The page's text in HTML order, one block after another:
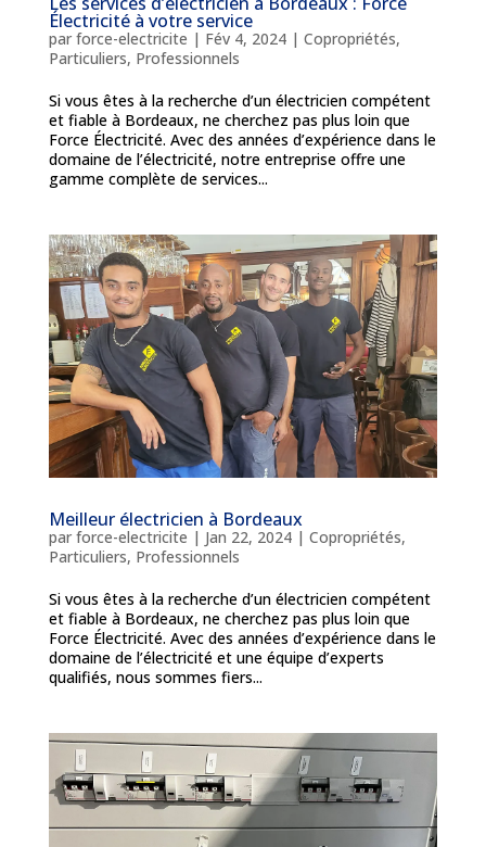
Électricité à votre service
par force-electricite | Fév 4, 2024| Copropriétés,
Particuliers, Professionnels
Si vous êtes à la recherche d’un électricien compétent
et fiable à Bordeaux, ne cherchez pas plus loin que
Force Électricité. Avec des années d’expérience dans le
domaine de l’électricité, notre entreprise offre une
gamme complète de services...
Meilleur électricien à Bordeaux
par force-electricite | Jan 22, 2024| Copropriétés,
Particuliers, Professionnels
Si vous êtes à la recherche d’un électricien compétent
et fiable à Bordeaux, ne cherchez pas plus loin que
Force Électricité. Avec des années d’expérience dans le
domaine de l’électricité et une équipe d’experts
qualifiés, nous sommes fiers...